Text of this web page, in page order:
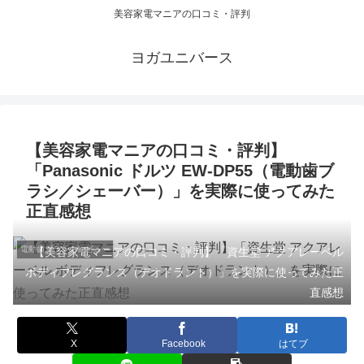
美容家電マニアの口コミ・評判
ヨガユニバース
【美容家電マニアの口コミ・評判】
「Panasonic ドルツ EW-DP55（電動歯ブ
ラシ／シェーバー）」を実際に使ってみた
正直感想
電動歯ブラシのレビュー
【美容家電マニアの口コミ・評判】「資生堂 アクアレーベル
ボディフレグランス（デオドラント）」を実際に使ってみた正
直感想
X Facebook はてブ